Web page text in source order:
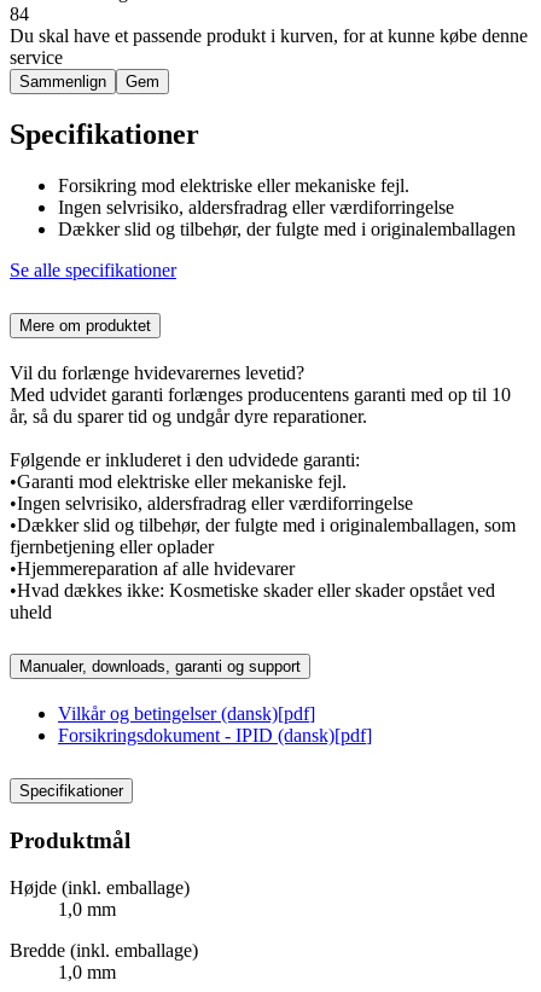
84
Du skal have et passende produkt i kurven, for at kunne købe denne
service
Sammenlign Gem
Specifikationer
Forsikring mod elektriske eller mekaniske fejl.
Ingen selvrisiko, aldersfradrag eller værdiforringelse
Dækker slid og tilbehør, der fulgte med i originalemballagen
Se alle specifikationer
Mere om produktet
Vil du forlænge hvidevarernes levetid?
Med udvidet garanti forlænges producentens garanti med op til 10
år, så du sparer tid og undgår dyre reparationer.
Følgende er inkluderet i den udvidede garanti:
•Garanti mod elektriske eller mekaniske fejl.
•Ingen selvrisiko, aldersfradrag eller værdiforringelse
•Dækker slid og tilbehør, der fulgte med i originalemballagen, som
fjernbetjening eller oplader
•Hjemmereparation af alle hvidevarer
•Hvad dækkes ikke: Kosmetiske skader eller skader opstået ved
uheld
Manualer, downloads, garanti og support
Vilkår og betingelser (dansk)[pdf]
Forsikringsdokument - IPID (dansk)[pdf]
Specifikationer
Produktmål
Højde (inkl. emballage)
1,0 mm
Bredde (inkl. emballage)
1,0 mm